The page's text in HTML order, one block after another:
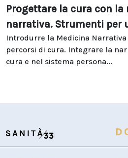
Progettare la cura con la
narrativa. Strumenti per
Introdurre la Medicina
percorsi di cura. Integrare la
cura e nel sistema persona...